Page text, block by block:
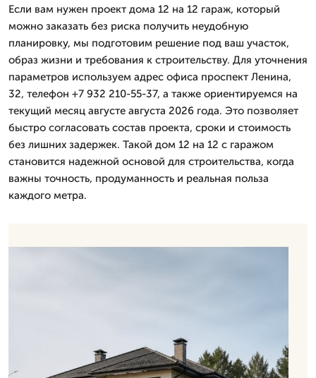
Если вам нужен проект дома 12 на 12 гараж, который
можно заказать без риска получить неудобную
планировку, мы подготовим решение под ваш участок,
образ жизни и требования к строительству. Для уточнения
параметров используем адрес офиса проспект Ленина,
32, телефон +7 932 210-55-37, а также ориентируемся на
текущий месяц августе августа 2026 года. Это позволяет
быстро согласовать состав проекта, сроки и стоимость
без лишних задержек. Такой дом 12 на 12 с гаражом
становится надежной основой для строительства, когда
важны точность, продуманность и реальная польза
каждого метра.